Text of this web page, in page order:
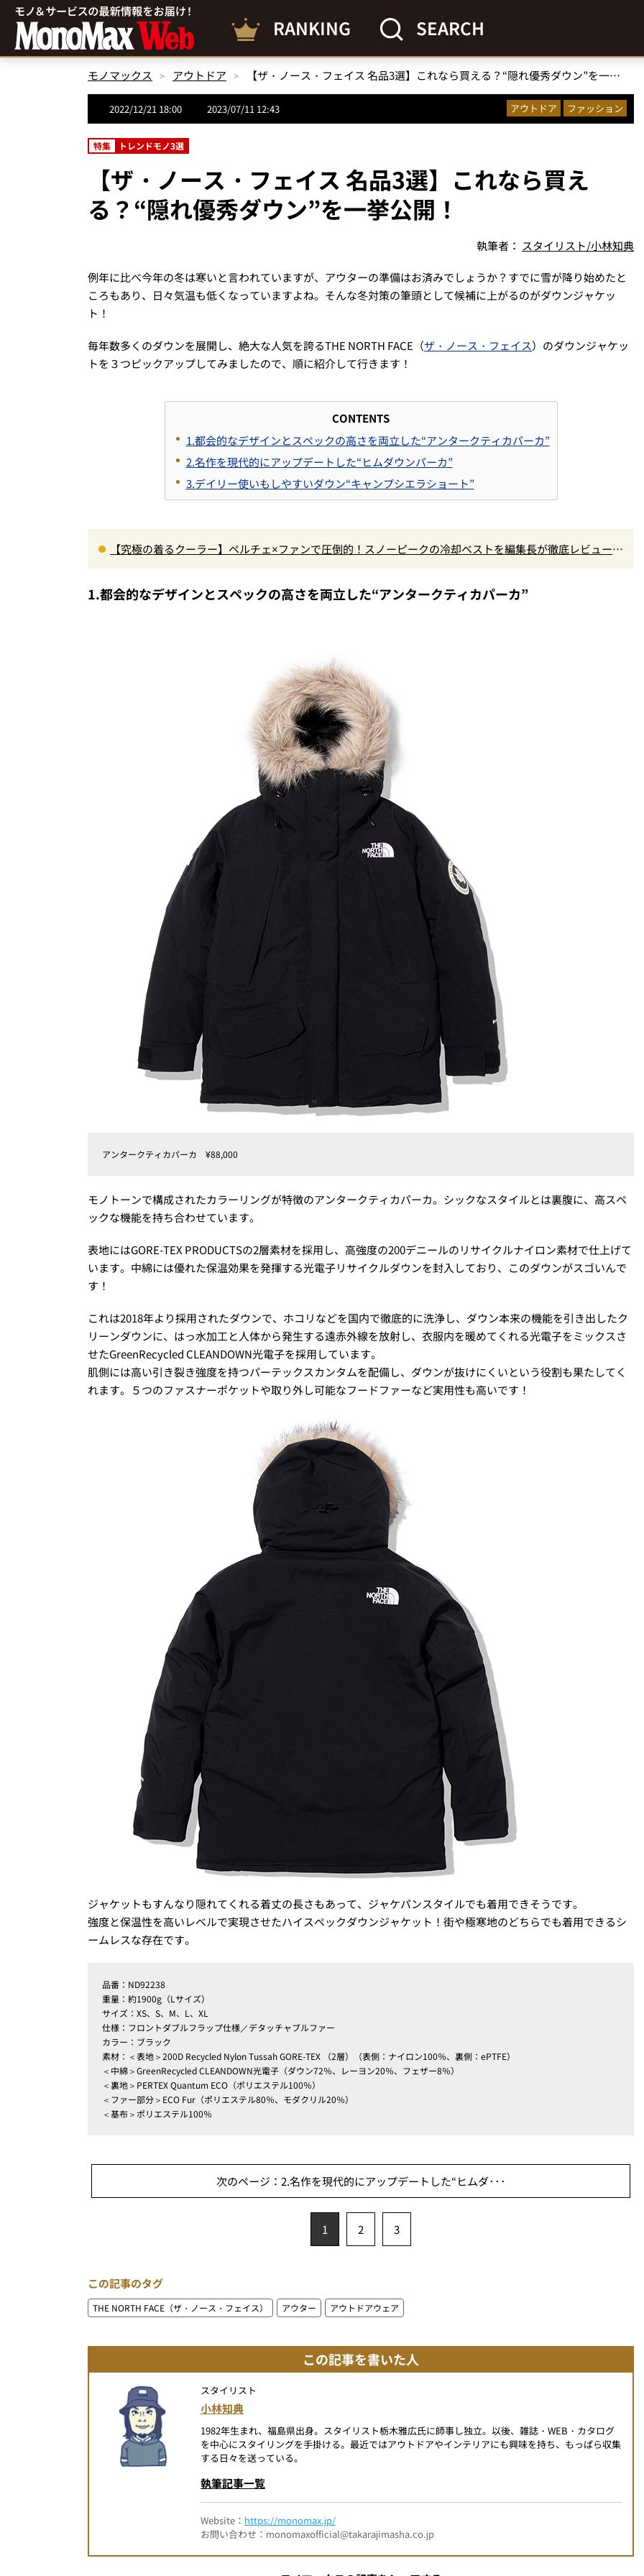
RANKING SEARCH
モノマックス アウトドア 【ザ・ノース・フェイス 名品3選】これなら買える？“隠れ優秀ダウン”を一挙公開！
2022/12/21 18:00 2023/07/11 12:43 アウトドア ファッション
特集 トレンドモノ3選
【ザ・ノース・フェイス 名品3選】これなら買え
る？“隠れ優秀ダウン”を一挙公開！
執筆者： スタイリスト/小林知典
例年に比べ今年の冬は寒いと言われていますが、アウターの準備はお済みでしょうか？すでに雪が降り始めたと
ころもあり、日々気温も低くなっていますよね。そんな冬対策の筆頭として候補に上がるのがダウンジャケッ
ト！
毎年数多くのダウンを展開し、絶大な人気を誇るTHE NORTH FACE（ザ・ノース・フェイス）のダウンジャケッ
トを３つピックアップしてみましたので、順に紹介して行きます！
CONTENTS
1.都会的なデザインとスペックの高さを両立した“アンタークティカパーカ”
2.名作を現代的にアップデートした“ヒムダウンパーカ”
3.デイリー使いもしやすいダウン“キャンプシエラショート”
【究極の着るクーラー】ペルチェ×ファンで圧倒的！スノーピークの冷却ベストを編集長が徹底レビュー。
1.都会的なデザインとスペックの高さを両立した“アンタークティカパーカ”
アンタークティカパーカ ¥88,000
モノトーンで構成されたカラーリングが特徴のアンタークティカパーカ。シックなスタイルとは裏腹に、高スペ
ックな機能を持ち合わせています。
表地にはGORE-TEX PRODUCTSの2層素材を採用し、高強度の200デニールのリサイクルナイロン素材で仕上げて
います。中綿には優れた保温効果を発揮する光電子リサイクルダウンを封入しており、このダウンがスゴいんで
す！
これは2018年より採用されたダウンで、ホコリなどを国内で徹底的に洗浄し、ダウン本来の機能を引き出したク
リーンダウンに、はっ水加工と人体から発生する遠赤外線を放射し、衣服内を暖めてくれる光電子をミックスさ
せたGreenRecycled CLEANDOWN光電子を採用しています。
肌側には高い引き裂き強度を持つパーテックスカンタムを配備し、ダウンが抜けにくいという役割も果たしてく
れます。５つのファスナーポケットや取り外し可能なフードファーなど実用性も高いです！
ジャケットもすんなり隠れてくれる着丈の長さもあって、ジャケパンスタイルでも着用できそうです。
強度と保温性を高いレベルで実現させたハイスペックダウンジャケット！街や極寒地のどちらでも着用できるシ
ームレスな存在です。
品番：ND92238
重量：約1900g（Lサイズ）
サイズ：XS、S、M、L、XL
仕様：フロントダブルフラップ仕様／デタッチャブルファー
カラー：ブラック
素材：＜表地＞200D Recycled Nylon Tussah GORE-TEX （2層）（表側：ナイロン100％、裏側：ePTFE）
＜中綿＞GreenRecycled CLEANDOWN光電子（ダウン72％、レーヨン20％、フェザー8％）
＜裏地＞PERTEX Quantum ECO（ポリエステル100％）
＜ファー部分＞ECO Fur（ポリエステル80％、モダクリル20％）
＜基布＞ポリエステル100％
次のページ：2.名作を現代的にアップデートした“ヒムダ･･･
1 2 3
この記事のタグ
THE NORTH FACE（ザ・ノース・フェイス） アウター アウトドアウェア
この記事を書いた人
スタイリスト
小林知典
1982年生まれ、福島県出身。スタイリスト栃木雅広氏に師事し独立。以後、雑誌・WEB・カタログ
を中心にスタイリングを手掛ける。最近ではアウトドアやインテリアにも興味を持ち、もっぱら収集
する日々を送っている。
執筆記事一覧
Website： https://monomax.jp/
お問い合わせ：monomaxofficial@takarajimasha.co.jp